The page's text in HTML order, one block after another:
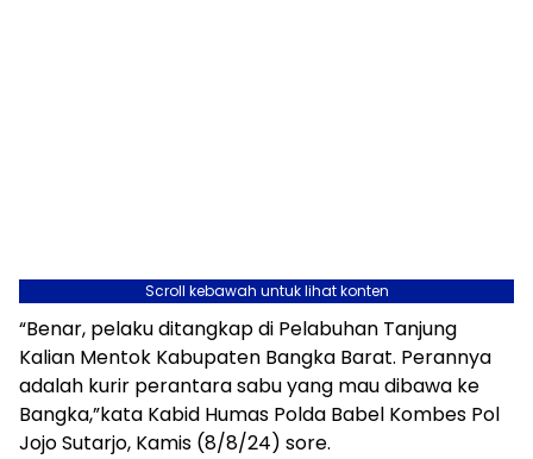
Scroll kebawah untuk lihat konten
“Benar, pelaku ditangkap di Pelabuhan Tanjung
Kalian Mentok Kabupaten Bangka Barat. Perannya
adalah kurir perantara sabu yang mau dibawa ke
Bangka,”kata Kabid Humas Polda Babel Kombes Pol
Jojo Sutarjo, Kamis (8/8/24) sore.